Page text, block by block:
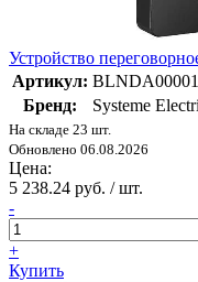
Устройство
Артикул:
Бренд:
Systeme
На складе 23 шт.
Обновлено 06.08.2026
Цена:
5 238.24 руб. / шт.
-
+
Купить